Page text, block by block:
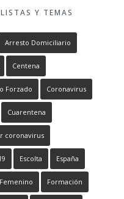
Y TEMAS
Arresto Domiciliario
Centena
Forzado Coronavirus
Cuarentena
coronavirus
Escolta España
Femenino Formación